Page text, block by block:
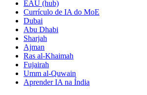
EAU (hub)
Currículo de IA do MoE
Dubai
Abu Dhabi
Sharjah
Ajman
Ras al-Khaimah
Fujairah
Umm al-Quwain
Aprender IA na Índia